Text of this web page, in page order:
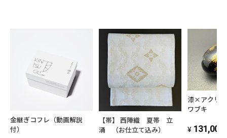
金継ぎコフレ（動画解説
付）
【帯】 西陣織 夏帯 立
涌 （お仕立て込み）
漆×アクリ
ワブキ
131,000